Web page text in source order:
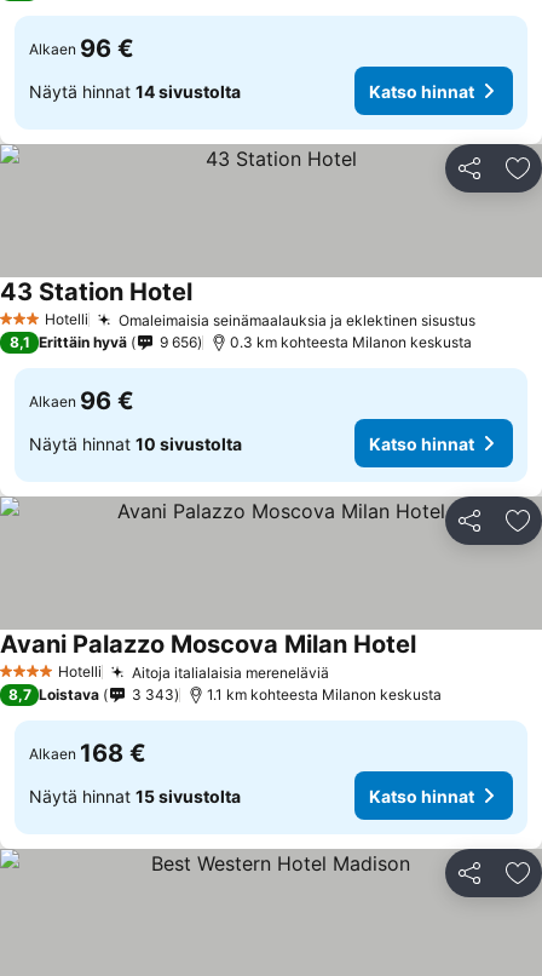
Alkaen 96 €
Näytä hinnat 14 sivustolta Katso hinnat
Jaa
3 Tähtiluokitus
Hotelli Omaleimaisia seinämaalauksia ja eklektinen sisustus
43 Station Hotel
8,1 Erittäin hyvä 9 656 0.3 km kohteesta Milanon keskusta
Alkaen 96 €
Näytä hinnat 10 sivustolta Katso hinnat
Jaa
4 Tähtiluokitus
Hotelli Aitoja italialaisia mereneläviä
Avani Palazzo Moscova Milan Hotel
8,7 Loistava 3 343 1.1 km kohteesta Milanon keskusta
Alkaen 168 €
Näytä hinnat 15 sivustolta Katso hinnat
Jaa